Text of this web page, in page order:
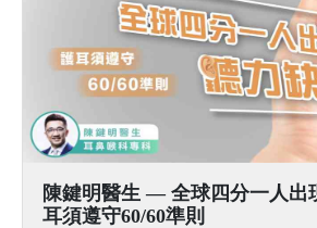
陳鍵明醫生 — 全球四分一人出
耳須遵守60/60準則